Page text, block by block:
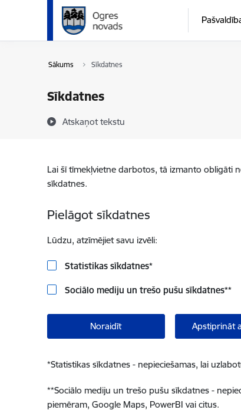
Pāriet uz lapas saturu
Sākums Sīkdatnes
Sīkdatnes
Atskaņot tekstu
Lai šī tīmekļvietne darbotos, tā izmanto obligāti
sīkdatnes.
Pielāgot sīkdatnes
Lūdzu, atzīmējiet savu izvēli:
Statistikas sīkdatnes*
Sociālo mediju un trešo pušu sīkdatnes**
Noraidīt Apstiprināt
*Statistikas sīkdatnes - nepieciešamas, lai
**Sociālo mediju un trešo pušu sīkdatnes -
piemēram, Google Maps, PowerBI vai citus.